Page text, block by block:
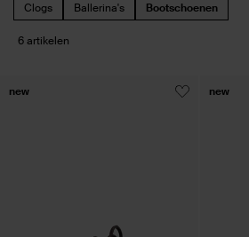
Clogs Ballerina's Bootschoenen
6 artikelen
new new